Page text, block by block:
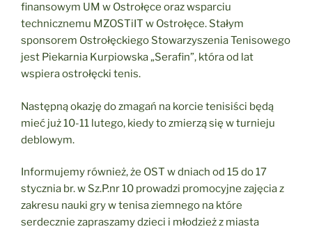
finansowym UM w Ostrołęce oraz wsparciu
technicznemu MZOSTiIT w Ostrołęce. Stałym
sponsorem Ostrołęckiego Stowarzyszenia Tenisowego
jest Piekarnia Kurpiowska „Serafin”, która od lat
wspiera ostrołęcki tenis.
Następną okazję do zmagań na korcie tenisiści będą
mieć już 10-11 lutego, kiedy to zmierzą się w turnieju
deblowym.
Informujemy również, że OST w dniach od 15 do 17
stycznia br. w Sz.P.nr 10 prowadzi promocyjne zajęcia z
zakresu nauki gry w tenisa ziemnego na które
serdecznie zapraszamy dzieci i młodzież z miasta